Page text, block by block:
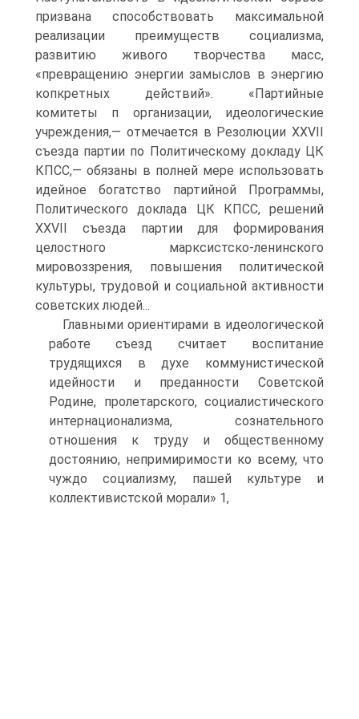
призвана способствовать максимальной
реализации преимуществ социализма,
развитию живого творчества масс,
«превращению энергии замыслов в энергию
копкретных действий». «Партийные
комитеты п организации, идеологические
учреждения,— отмечается в Резолюции XXVII
съезда партии по Политическому докладу ЦК
КПСС,— обязаны в полней мере использовать
идейное богатство партийной Программы,
Политического доклада ЦК КПСС, решений
XXVII съезда партии для формирования
целостного марксистско-ленинского
мировоззрения, повышения политической
культуры, трудовой и социальной активности
советских людей...
Главными ориентирами в идеологической
работе съезд считает воспитание
трудящихся в духе коммунистической
идейности и преданности Советской
Родине, пролетарского, социалистического
интернационализма, сознательного
отношения к труду и общественному
достоянию, непримиримости ко всему, что
чуждо социализму, пашей культуре и
коллективистской морали» 1,